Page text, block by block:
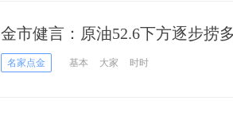
金市健言：原油52.6下方逐步捞
名家点金 基本 大家 时时